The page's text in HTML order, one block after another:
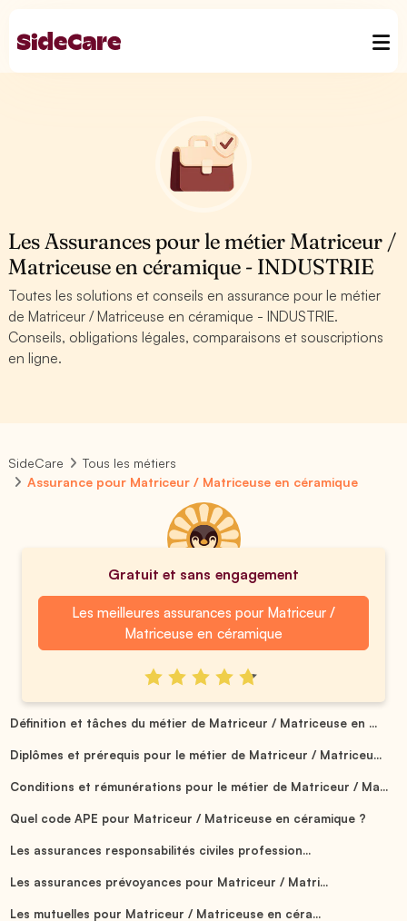
Les Assurances pour le métier Matriceur /
Matriceuse en céramique - INDUSTRIE
Toutes les solutions et conseils en assurance pour le métier
de Matriceur / Matriceuse en céramique - INDUSTRIE.
Conseils, obligations légales, comparaisons et souscriptions
en ligne.
SideCare
Tous les métiers
Assurance pour Matriceur / Matriceuse en céramique
Gratuit et sans engagement
Les meilleures assurances pour Matriceur /
Matriceuse en céramique
Définition et tâches du métier de Matriceur / Matriceuse en ...
Diplômes et prérequis pour le métier de Matriceur / Matriceu...
Conditions et rémunérations pour le métier de Matriceur / Ma...
Quel code APE pour Matriceur / Matriceuse en céramique ?
Les assurances responsabilités civiles profession...
Les assurances prévoyances pour Matriceur / Matri...
Les mutuelles pour Matriceur / Matriceuse en céra...